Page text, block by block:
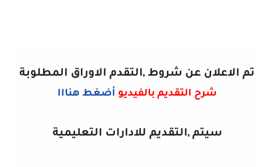
تم الاعلان عن شروط ,التقدم الاوراق المطلوبة
شرح التقديم بالفيديو أضغط هنااا
سيتم ,التقديم للادارات التعليمية